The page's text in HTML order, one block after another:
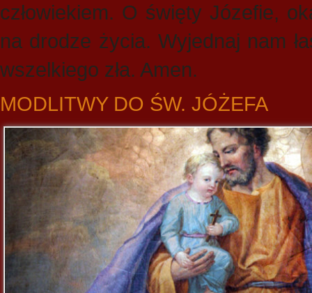
człowiekiem. O święty Józefie,
na drodze życia. Wyjednaj nam
wszelkiego zła. Amen.
MODLITWY DO ŚW. JÓŻEFA